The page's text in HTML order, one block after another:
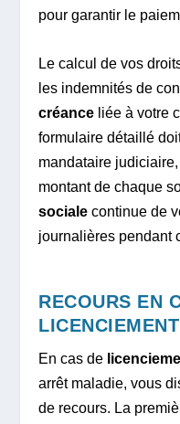
pour garantir le
Le calcul de vos
les indemnités de
créance liée à votre
formulaire détaillé
mandataire
montant de chaque
sociale continue de
journalières pendant
RECOURS EN
En cas de
arrêt maladie, vous
de recours. La